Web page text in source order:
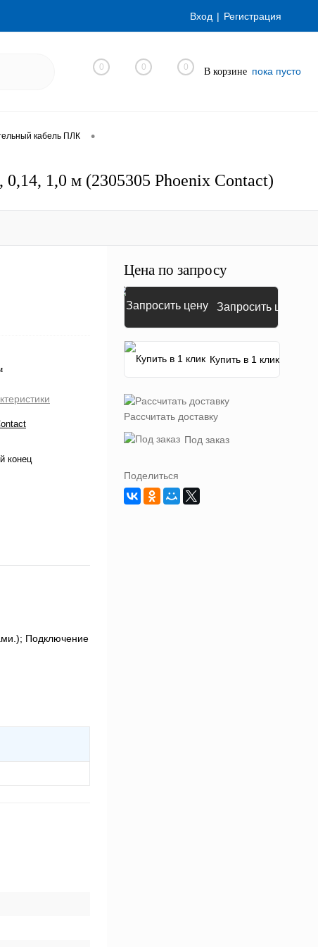
Вход Регистрация
0 0 0 В корзине пока пусто
кабель ПЛК •
1,0 м (2305305 Phoenix Contact)
конец
Подключение
Цена по запросу
Запросить цену
Купить в 1 клик
Рассчитать доставку
Под заказ
Поделиться